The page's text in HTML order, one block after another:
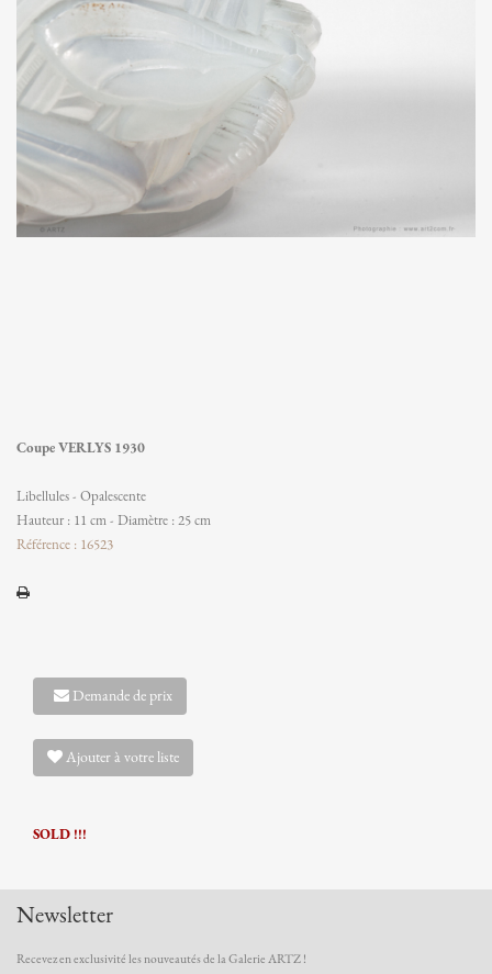
Coupe VERLYS 1930
Libellules - Opalescente
Hauteur : 11 cm - Diamètre : 25 cm
Référence : 16523
Demande de prix
Ajouter à votre liste
SOLD !!!
Newsletter
Recevez en exclusivité les nouveautés de la Galerie ARTZ !